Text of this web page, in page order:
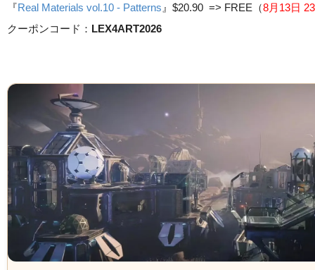
『Real Materials vol.10 - Patterns 』 $20.90 => FREE （8月13日 23
クーポンコード： LEX4ART2026